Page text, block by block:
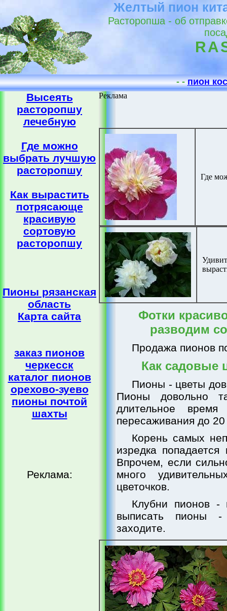
Желтый пион
Расторопша - об
- -пион
Высеять
расторопшу
лечебную
Где можно
выбрать лучшую
расторопшу
Как вырастить
потрясающе
красивую
сортовую
расторопшу
Пионы рязанская
область
Карта сайта
заказ пионов
черкесск
каталог пионов
орехово-зуево
пионы почтой
шахты
Реклама:
Реклама
Где
Фотки
разводим
Продажа пионов
Как садовые
Пионы - цветы
Пионы довольно
длительное
пересаживания до 20
Корень самых
изредка попадается
Впрочем, если
много
цветочков.
Клубни пионов -
выписать пионы -
заходите.